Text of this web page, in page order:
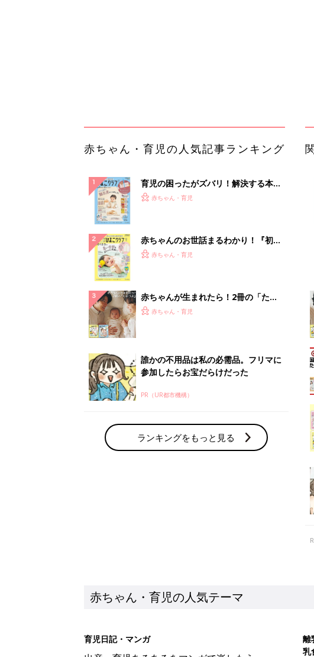
参加したらお宝だらけだった
PR（UR都市機構）
ランキングをもっと見る
赤ちゃん・育児の人気テーマ
育児日記・マンガ
10月18日(日)のタイムスケジュール【たまひ